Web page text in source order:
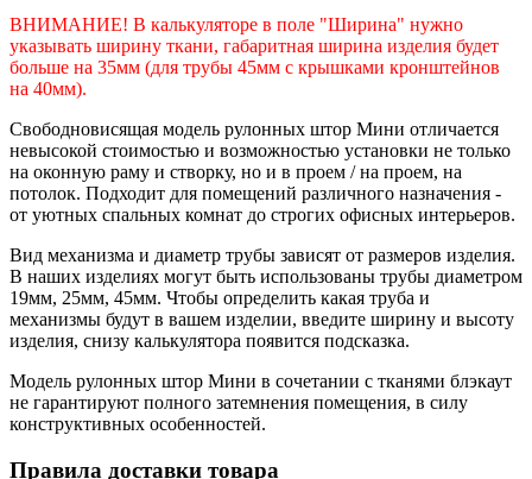
ВНИМАНИЕ! В калькуляторе в поле "Ширина" нужно
указывать ширину ткани, габаритная ширина изделия будет
больше на 35мм (для трубы 45мм с крышками кронштейнов
на 40мм).
Свободновисящая модель рулонных штор Мини отличается
невысокой стоимостью и возможностью установки не только
на оконную раму и створку, но и в проем / на проем, на
потолок. Подходит для помещений различного назначения -
от уютных спальных комнат до строгих офисных интерьеров.
Вид механизма и диаметр трубы зависят от размеров изделия.
В наших изделиях могут быть использованы трубы диаметром
19мм, 25мм, 45мм. Чтобы определить какая труба и
механизмы будут в вашем изделии, введите ширину и высоту
изделия, снизу калькулятора появится подсказка.
Модель рулонных штор Мини в сочетании с тканями блэкаут
не гарантируют полного затемнения помещения, в силу
конструктивных особенностей.
Правила доставки товара